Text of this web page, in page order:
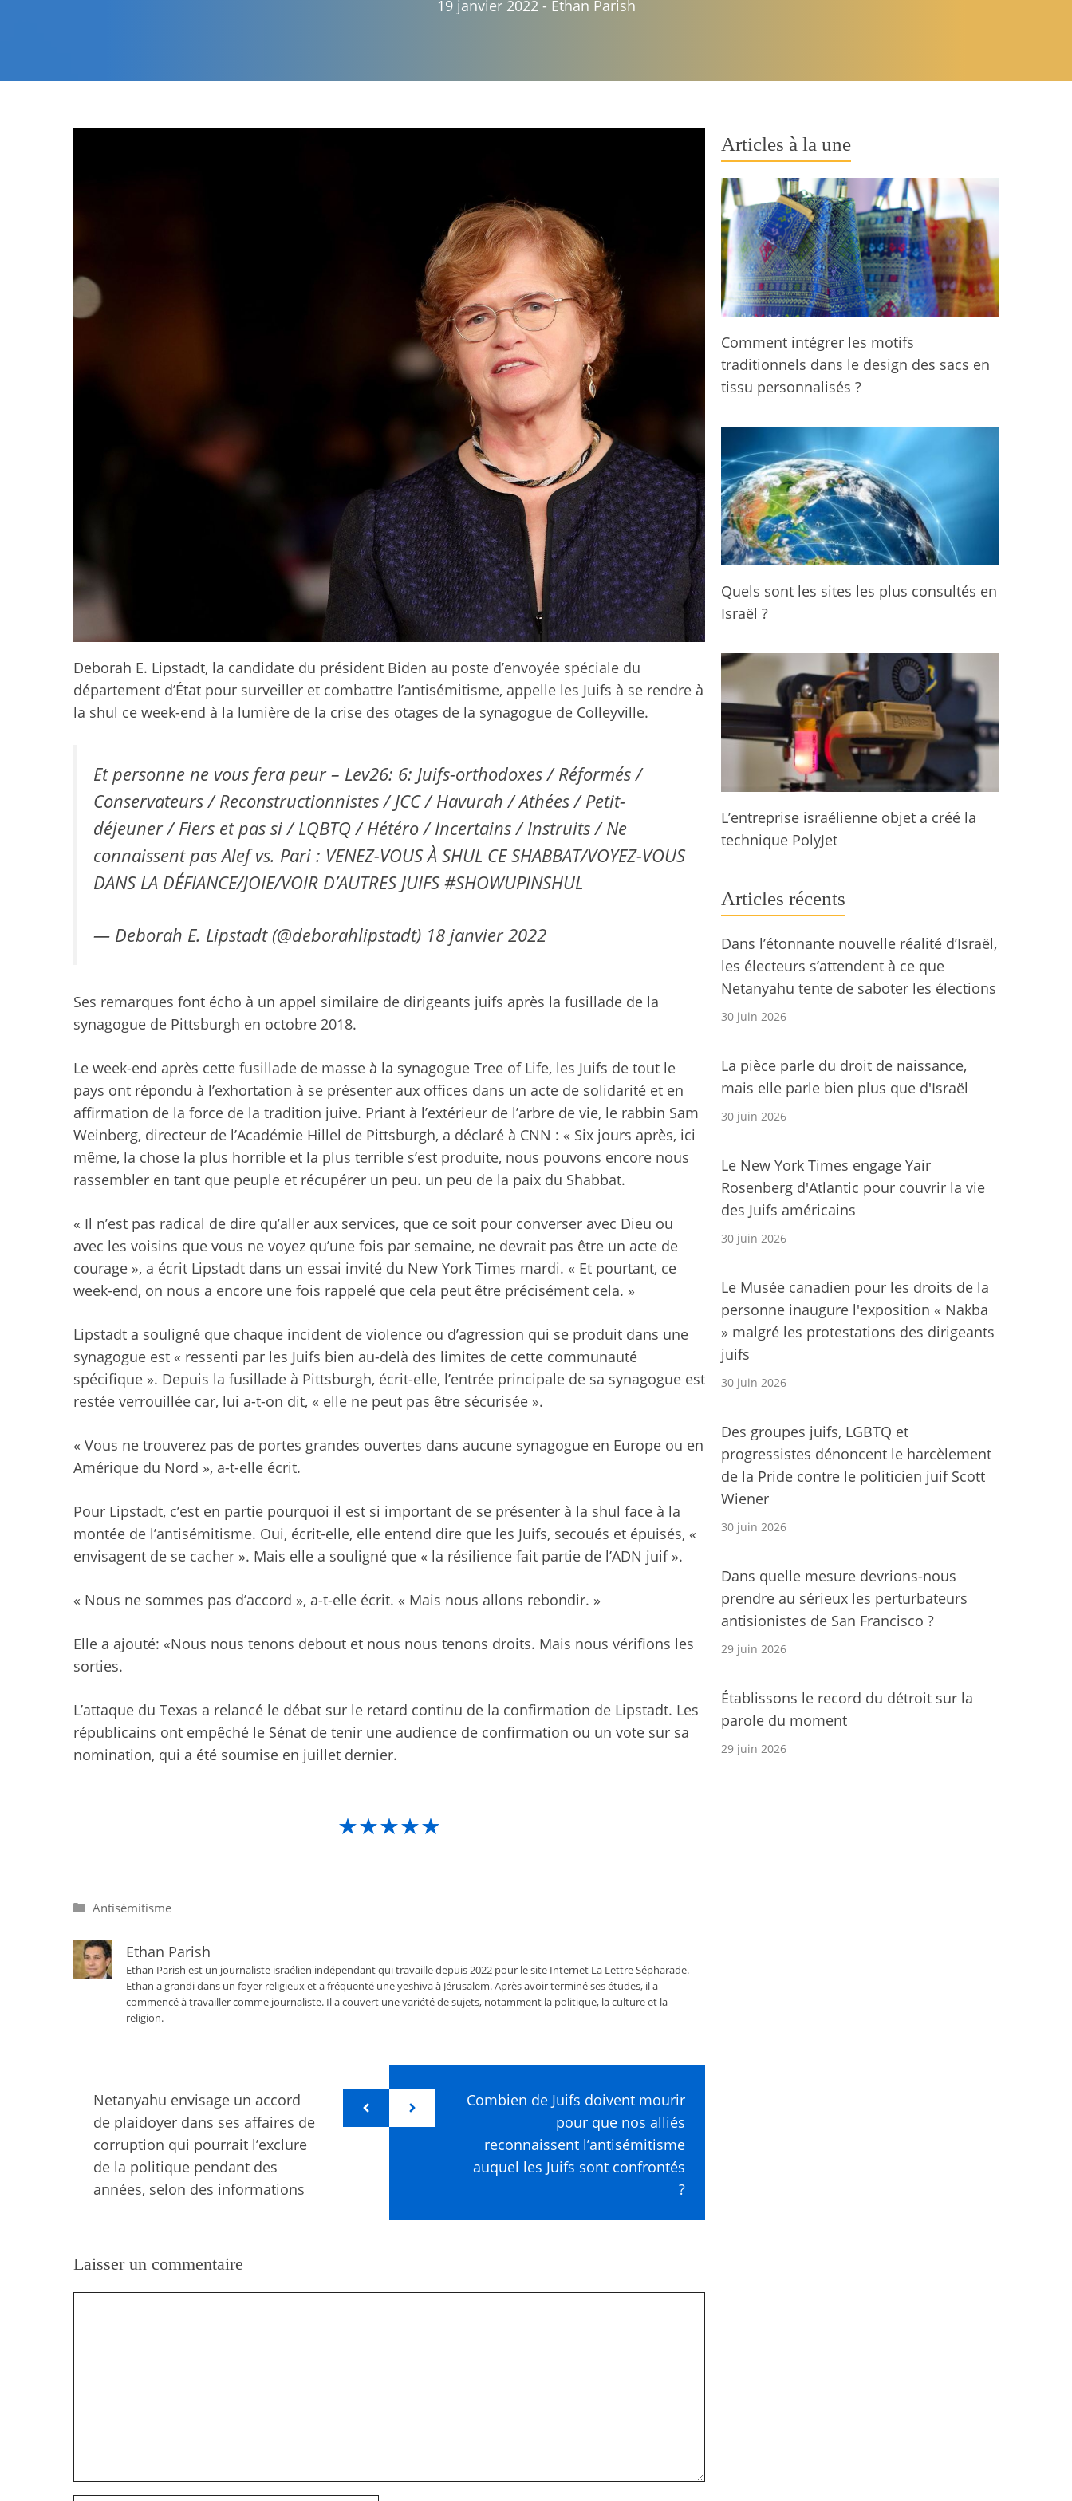
19 janvier 2022 - Ethan Parish
Deborah E. Lipstadt, la candidate du président Biden au poste d’envoyée spéciale du
département d’État pour surveiller et combattre l’antisémitisme, appelle les Juifs à se rendre à
la shul ce week-end à la lumière de la crise des otages de la synagogue de Colleyville.
Et personne ne vous fera peur – Lev26: 6: Juifs-orthodoxes / Réformés /
Conservateurs / Reconstructionnistes / JCC / Havurah / Athées / Petit-
déjeuner / Fiers et pas si / LQBTQ / Hétéro / Incertains / Instruits / Ne
connaissent pas Alef vs. Pari : VENEZ-VOUS À SHUL CE SHABBAT/VOYEZ-VOUS
DANS LA DÉFIANCE/JOIE/VOIR D’AUTRES JUIFS#SHOWUPINSHUL
— Deborah E. Lipstadt (@deborahlipstadt) 18 janvier 2022
Ses remarques font écho à un appel similaire de dirigeants juifs après la fusillade de la
synagogue de Pittsburgh en octobre 2018.
Le week-end après cette fusillade de masse à la synagogue Tree of Life, les Juifs de tout le
pays ont répondu à l’exhortation à se présenter aux offices dans un acte de solidarité et en
affirmation de la force de la tradition juive. Priant à l’extérieur de l’arbre de vie, le rabbin Sam
Weinberg, directeur de l’Académie Hillel de Pittsburgh, a déclaré à CNN : « Six jours après, ici
même, la chose la plus horrible et la plus terrible s’est produite, nous pouvons encore nous
rassembler en tant que peuple et récupérer un peu. un peu de la paix du Shabbat.
« Il n’est pas radical de dire qu’aller aux services, que ce soit pour converser avec Dieu ou
avec les voisins que vous ne voyez qu’une fois par semaine, ne devrait pas être un acte de
courage », a écrit Lipstadt dans un essai invité du New York Times mardi. « Et pourtant, ce
week-end, on nous a encore une fois rappelé que cela peut être précisément cela. »
Lipstadt a souligné que chaque incident de violence ou d’agression qui se produit dans une
synagogue est « ressenti par les Juifs bien au-delà des limites de cette communauté
spécifique ». Depuis la fusillade à Pittsburgh, écrit-elle, l’entrée principale de sa synagogue est
restée verrouillée car, lui a-t-on dit, « elle ne peut pas être sécurisée ».
« Vous ne trouverez pas de portes grandes ouvertes dans aucune synagogue en Europe ou en
Amérique du Nord », a-t-elle écrit.
Pour Lipstadt, c’est en partie pourquoi il est si important de se présenter à la shul face à la
montée de l’antisémitisme. Oui, écrit-elle, elle entend dire que les Juifs, secoués et épuisés, «
envisagent de se cacher ». Mais elle a souligné que « la résilience fait partie de l’ADN juif ».
« Nous ne sommes pas d’accord », a-t-elle écrit. « Mais nous allons rebondir. »
Elle a ajouté: «Nous nous tenons debout et nous nous tenons droits. Mais nous vérifions les
sorties.
L’attaque du Texas a relancé le débat sur le retard continu de la confirmation de Lipstadt. Les
républicains ont empêché le Sénat de tenir une audience de confirmation ou un vote sur sa
nomination, qui a été soumise en juillet dernier.
★★★★★
Catégories
Antisémitisme
Ethan Parish
Ethan Parish est un journaliste israélien indépendant qui travaille depuis 2022 pour le site Internet La Lettre Sépharade.
Ethan a grandi dans un foyer religieux et a fréquenté une yeshiva à Jérusalem. Après avoir terminé ses études, il a
commencé à travailler comme journaliste. Il a couvert une variété de sujets, notamment la politique, la culture et la
religion.
Netanyahu envisage un accord
de plaidoyer dans ses affaires de
corruption qui pourrait l’exclure
de la politique pendant des
années, selon des informations
Combien de Juifs doivent mourir
pour que nos alliés
reconnaissent l’antisémitisme
auquel les Juifs sont confrontés
?
Laisser un commentaire
Articles à la une
Comment intégrer les motifs
traditionnels dans le design des sacs en
tissu personnalisés ?
Quels sont les sites les plus consultés en
Israël ?
L’entreprise israélienne objet a créé la
technique PolyJet
Articles récents
Dans l’étonnante nouvelle réalité d’Israël,
les électeurs s’attendent à ce que
Netanyahu tente de saboter les élections
30 juin 2026
La pièce parle du droit de naissance,
mais elle parle bien plus que d'Israël
30 juin 2026
Le New York Times engage Yair
Rosenberg d'Atlantic pour couvrir la vie
des Juifs américains
30 juin 2026
Le Musée canadien pour les droits de la
personne inaugure l'exposition « Nakba
» malgré les protestations des dirigeants
juifs
30 juin 2026
Des groupes juifs, LGBTQ et
progressistes dénoncent le harcèlement
de la Pride contre le politicien juif Scott
Wiener
30 juin 2026
Dans quelle mesure devrions-nous
prendre au sérieux les perturbateurs
antisionistes de San Francisco ?
29 juin 2026
Établissons le record du détroit sur la
parole du moment
29 juin 2026